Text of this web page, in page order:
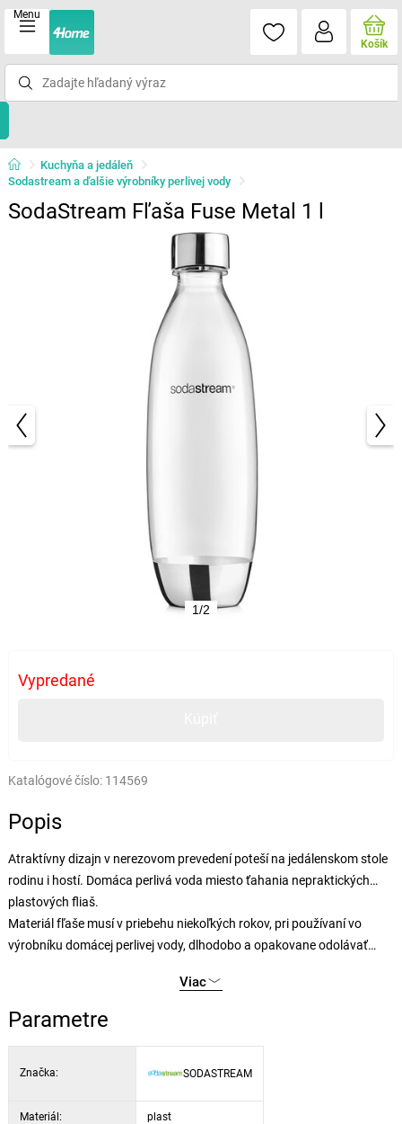
Menu
Košík
Kuchyňa a jedáleň
Sodastream a ďalšie výrobníky perlivej vody
SodaStream Fľaša Fuse Metal 1 l
1/2
Vypredané
Katalógové číslo: 114569
Popis
Atraktívny dizajn v nerezovom prevedení poteší na jedálenskom stole
rodinu i hostí. Domáca perlivá voda miesto ťahania nepraktických
plastových fliaš.
Materiál fľaše musí v priebehu niekoľkých rokov, pri používaní vo
výrobníku domácej perlivej vody, dlhodobo a opakovane odolávať
v dôsledku toho opotrebováva a starne. Aby sme mali istotu, že je
maximálne postarané o vaše bezpečie, má
svoje dátum exspirácie
uplynutí tohto dátumu
a fľašu nahraďte za novú, ktorá vám bude
Viac
Parametre
Značka: SODASTREAM
Materiál: plast